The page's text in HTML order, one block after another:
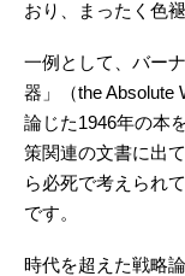
おり、まったく色
一例として、バー
器」（the Absolute
論じた1946年の本
策関連の文書に出
ら必死で考えられ
です。
時代を超えた戦略